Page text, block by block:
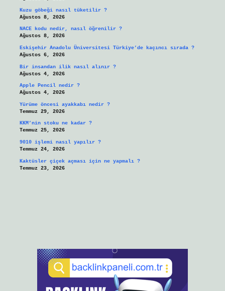
Kuzu göbeği nasıl tüketilir ?
Ağustos 8, 2026
NACE kodu nedir, nasıl öğrenilir ?
Ağustos 8, 2026
Eskişehir Anadolu Üniversitesi Türkiye’de kaçıncı sırada ?
Ağustos 6, 2026
Bir insandan ilik nasıl alınır ?
Ağustos 4, 2026
Apple Pencil nedir ?
Ağustos 4, 2026
Yürüme öncesi ayakkabı nedir ?
Temmuz 29, 2026
KKM’nin stoku ne kadar ?
Temmuz 25, 2026
9010 işlemi nasıl yapılır ?
Temmuz 24, 2026
Kaktüsler çiçek açması için ne yapmalı ?
Temmuz 23, 2026